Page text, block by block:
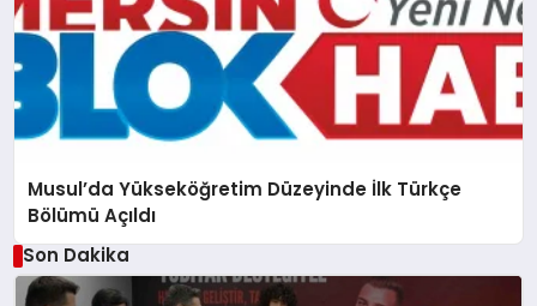
Musul’da Yükseköğretim Düzeyinde İlk Türkçe
Bölümü Açıldı
Son Dakika